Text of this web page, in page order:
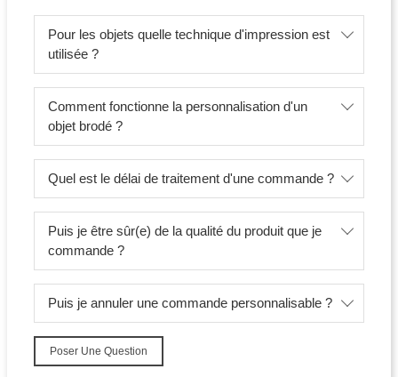
Pour les objets quelle technique d'impression est
utilisée ?
Comment fonctionne la personnalisation d'un
objet brodé ?
Quel est le délai de traitement d'une commande ?
Puis je être sûr(e) de la qualité du produit que je
commande ?
Puis je annuler une commande personnalisable ?
Poser Une Question